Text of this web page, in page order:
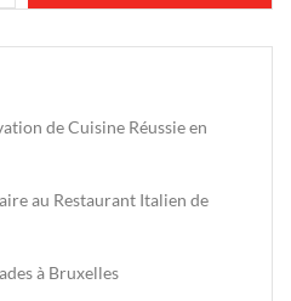
de Cuisine Réussie en
au Restaurant Italien de
à Bruxelles